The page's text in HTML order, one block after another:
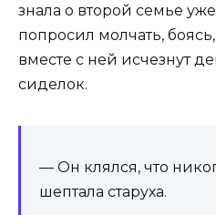
знала о второй семье
попросил молчать,
вместе с ней исчезнут
сиделок.
— Он клялся, что
шептала старуха.